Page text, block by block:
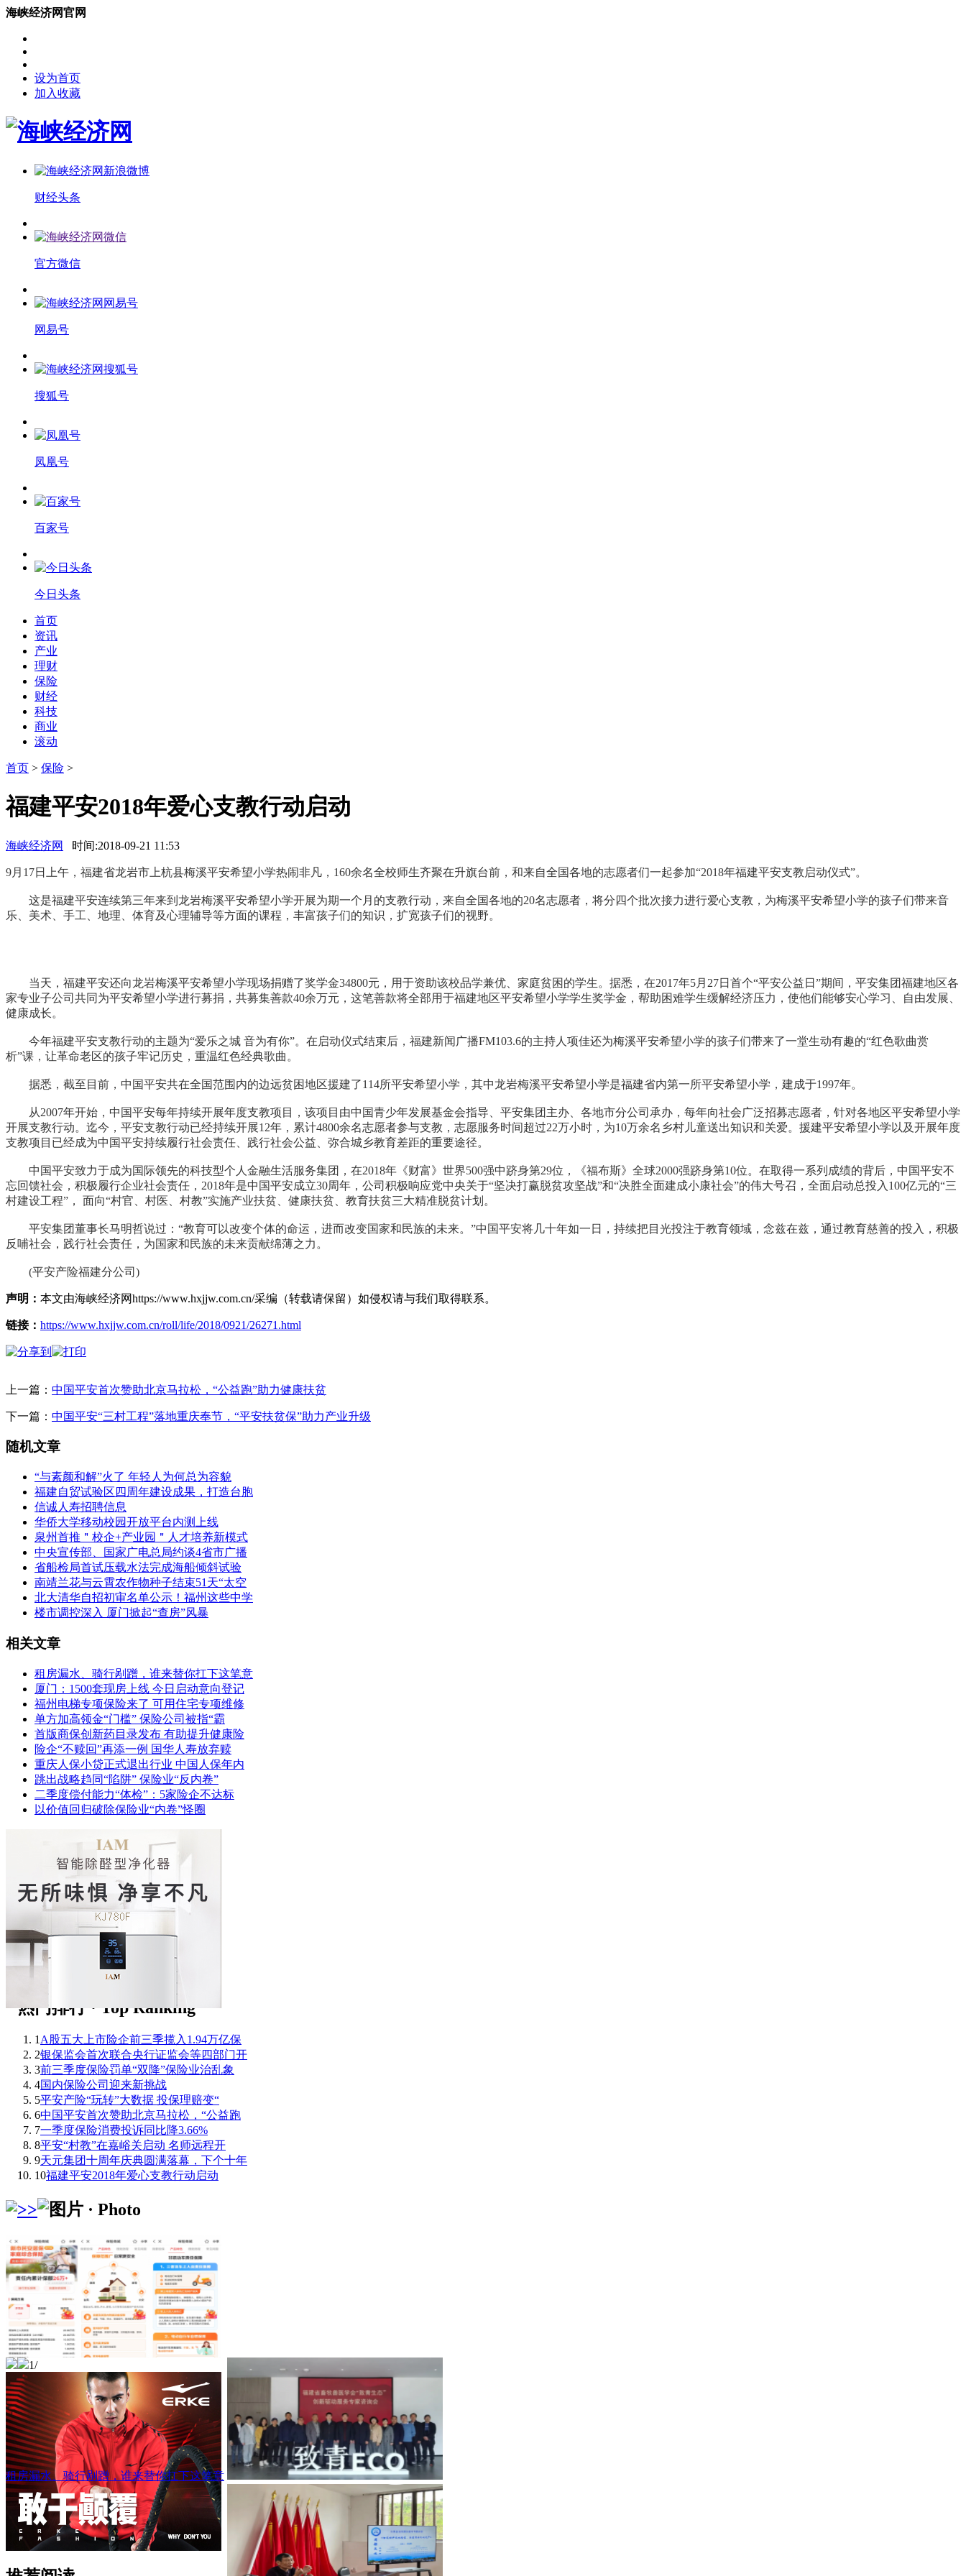
海峡经济网官网
设为首页
加入收藏
财经头条
官方微信
网易号
搜狐号
凤凰号
百家号
今日头条
首页
资讯
产业
理财
保险
财经
科技
商业
滚动
首页 > 保险 >
福建平安2018年爱心支教行动启动
海峡经济网 时间:2018-09-21 11:53
9月17日上午，福建省龙岩市上杭县梅溪平安希望小学热闹非凡，160余名全校师生齐聚在升旗台前，和来自全国各地的志愿者们一起参加“2018年福建平安支教启动仪式”。
这是福建平安连续第三年来到龙岩梅溪平安希望小学开展为期一个月的支教行动，来自全国各地的20名志愿者，将分四个批次接力进行爱心支教，为梅溪平安希望小学的孩子们带来音
乐、美术、手工、地理、体育及心理辅导等方面的课程，丰富孩子们的知识，扩宽孩子们的视野。
当天，福建平安还向龙岩梅溪平安希望小学现场捐赠了奖学金34800元，用于资助该校品学兼优、家庭贫困的学生。据悉，在2017年5月27日首个“平安公益日”期间，平安集团福建地区各
家专业子公司共同为平安希望小学进行募捐，共募集善款40余万元，这笔善款将全部用于福建地区平安希望小学学生奖学金，帮助困难学生缓解经济压力，使他们能够安心学习、自由发展、
健康成长。
今年福建平安支教行动的主题为“爱乐之城 音为有你”。在启动仪式结束后，福建新闻广播FM103.6的主持人项佳还为梅溪平安希望小学的孩子们带来了一堂生动有趣的“红色歌曲赏
析”课，让革命老区的孩子牢记历史，重温红色经典歌曲。
据悉，截至目前，中国平安共在全国范围内的边远贫困地区援建了114所平安希望小学，其中龙岩梅溪平安希望小学是福建省内第一所平安希望小学，建成于1997年。
从2007年开始，中国平安每年持续开展年度支教项目，该项目由中国青少年发展基金会指导、平安集团主办、各地市分公司承办，每年向社会广泛招募志愿者，针对各地区平安希望小学
开展支教行动。迄今，平安支教行动已经持续开展12年，累计4800余名志愿者参与支教，志愿服务时间超过22万小时，为10万余名乡村儿童送出知识和关爱。援建平安希望小学以及开展年度
支教项目已经成为中国平安持续履行社会责任、践行社会公益、弥合城乡教育差距的重要途径。
中国平安致力于成为国际领先的科技型个人金融生活服务集团，在2018年《财富》世界500强中跻身第29位，《福布斯》全球2000强跻身第10位。在取得一系列成绩的背后，中国平安不
忘回馈社会，积极履行企业社会责任，2018年是中国平安成立30周年，公司积极响应党中央关于“坚决打赢脱贫攻坚战”和“决胜全面建成小康社会”的伟大号召，全面启动总投入100亿元的“三
村建设工程”， 面向“村官、村医、村教”实施产业扶贫、健康扶贫、教育扶贫三大精准脱贫计划。
平安集团董事长马明哲说过：“教育可以改变个体的命运，进而改变国家和民族的未来。”中国平安将几十年如一日，持续把目光投注于教育领域，念兹在兹，通过教育慈善的投入，积极
反哺社会，践行社会责任，为国家和民族的未来贡献绵薄之力。
(平安产险福建分公司)
声明： 本文由海峡经济网https://www.hxjjw.com.cn/采编（转载请保留）如侵权请与我们取得联系。
链接： https://www.hxjjw.com.cn/roll/life/2018/0921/26271.html
上一篇： 中国平安首次赞助北京马拉松，“公益跑”助力健康扶贫
下一篇： 中国平安“三村工程”落地重庆奉节，“平安扶贫保”助力产业升级
随机文章
“与素颜和解”火了 年轻人为何总为容貌
福建自贸试验区四周年建设成果，打造台胞
信诚人寿招聘信息
华侨大学移动校园开放平台内测上线
泉州首推＂校企+产业园＂人才培养新模式
中央宣传部、国家广电总局约谈4省市广播
省船检局首试压载水法完成海船倾斜试验
南靖兰花与云霄农作物种子结束51天“太空
北大清华自招初审名单公示！福州这些中学
楼市调控深入 厦门掀起“查房”风暴
相关文章
租房漏水、骑行剐蹭，谁来替你扛下这笔意
厦门：1500套现房上线 今日启动意向登记
福州电梯专项保险来了 可用住宅专项维修
单方加高领金“门槛” 保险公司被指“霸
首版商保创新药目录发布 有助提升健康险
险企“不赎回”再添一例 国华人寿放弃赎
重庆人保小贷正式退出行业 中国人保年内
跳出战略趋同“陷阱” 保险业“反内卷”
二季度偿付能力“体检”：5家险企不达标
以价值回归破除保险业“内卷”怪圈
1A股五大上市险企前三季揽入1.94万亿保
2银保监会首次联合央行证监会等四部门开
3前三季度保险罚单“双降”保险业治乱象
4国内保险公司迎来新挑战
5平安产险“玩转”大数据 投保理赔变“
6中国平安首次赞助北京马拉松，“公益跑
7一季度保险消费投诉同比降3.66%
8平安“村教”在嘉峪关启动 名师远程开
9天元集团十周年庆典圆满落幕，下个十年
10福建平安2018年爱心支教行动启动
租房漏水、骑行剐蹭，谁来替你扛下这笔意
1/